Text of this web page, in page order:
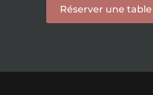
Réserver une table